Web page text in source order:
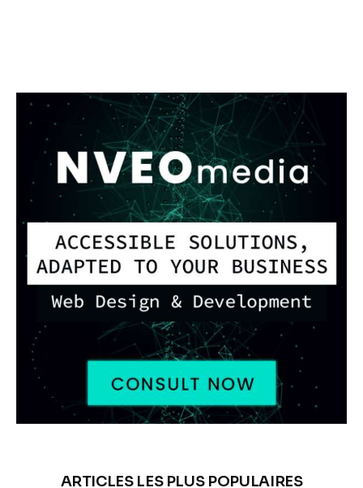
ARTICLES LES PLUS POPULAIRES